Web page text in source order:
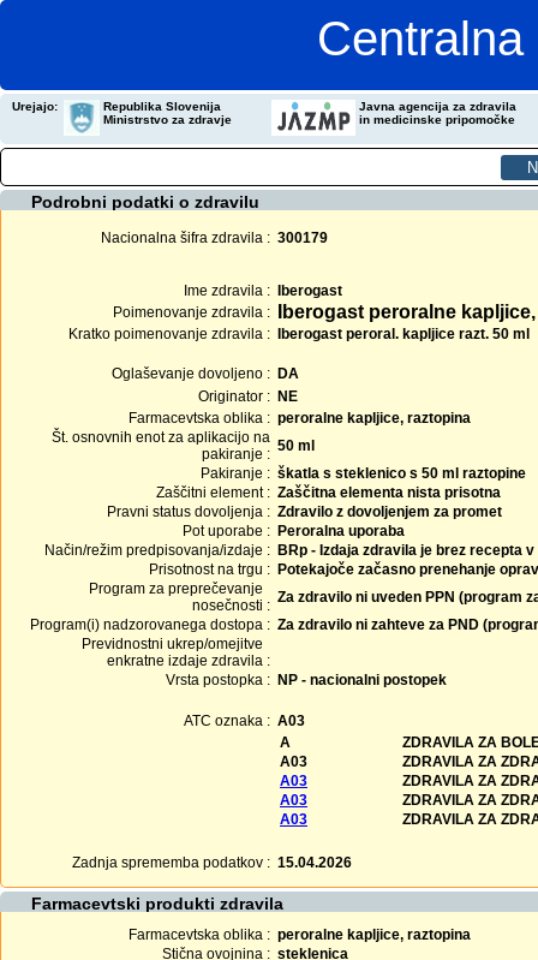
Urejajo:
Republika Slovenija
Ministrstvo za zdravje
Javna agencija za zdravila
in medicinske pripomočke
Podrobni podatki o zdravilu
Nacionalna šifra zdravila : 300179
Ime zdravila :
Iberogast
Poimenovanje zdravila :
Iberogast peroralne
Kratko poimenovanje zdravila : Iberogast peroral. kapljice razt. 50 ml
Oglaševanje dovoljeno : DA
Originator : NE
Farmacevtska oblika : peroralne kapljice, raztopina
Št. osnovnih enot za aplikacijo na
pakiranje : 50 ml
Pakiranje : škatla s steklenico s 50 ml raztopine
Zaščitni element : Zaščitna elementa nista prisotna
Pravni status dovoljenja : Zdravilo z dovoljenjem za promet
Pot uporabe : Peroralna uporaba
Način/režim predpisovanja/izdaje : BRp - Izdaja zdravila je brez recepta
Prisotnost na trgu : Potekajoče začasno prenehanje
Program za preprečevanje
nosečnosti : Za zdravilo ni uveden PPN (program
Program(i) nadzorovanega dostopa : Za zdravilo ni zahteve za PND
Previdnostni ukrep/omejitve
enkratne izdaje zdravila :
Vrsta postopka : NP - nacionalni postopek
ATC oznaka : A03
A
ZDRAVILA ZA
A03
ZDRAVILA ZA
A03
ZDRAVILA ZA
A03
ZDRAVILA ZA
A03
ZDRAVILA ZA
Zadnja sprememba podatkov : 15.04.2026
Farmacevtski produkti zdravila
Farmacevtska oblika : peroralne kapljice, raztopina
Stična ovojnina : steklenica